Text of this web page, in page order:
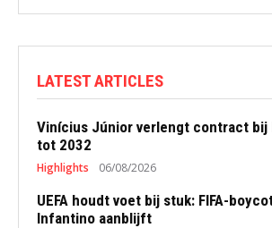
LATEST ARTICLES
Vinícius Júnior verlengt contract bij
tot 2032
Highlights 06/08/2026
UEFA houdt voet bij stuk: FIFA-
Infantino aanblijft